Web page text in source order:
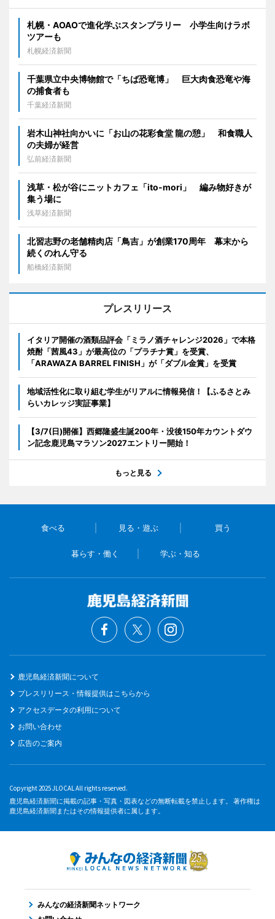
札幌・AOAOで進化学ぶスタンプラリー 小学生向けラボ
ツアーも
札幌経済新聞
千葉県立中央博物館で「ちば恐竜博」 巨大肉食恐竜や海
の捕食者も
千葉経済新聞
岩木山神社向かいに「お山の花彩食堂 龍の憩」 和食職人
の夫婦が経営
弘前経済新聞
浅草・松が谷にニットカフェ「ito-mori」 編み物好きが
集う場に
浅草経済新聞
北習志野の老舗精肉店「鳥吉」が創業170周年 幕末から
続くのれん守る
船橋経済新聞
プレスリリース
イタリア開催の酒類品評会「ミラノ酒チャレンジ2026」で本格
焼酎「茜風43」が最高位の「プラチナ賞」を受賞、
「ARAWAZA BARREL FINISH」が「ダブル金賞」を受賞
地域活性化に取り組む学生がリアルに情報発信！【ふるさとみ
らいカレッジ実証事業】
【3/7(日)開催】西郷隆盛生誕200年・没後150年カウントダウ
ン記念鹿児島マラソン2027エントリー開始！
もっと見る
食べる 見る・遊ぶ 買う
暮らす・働く 学ぶ・知る
鹿児島経済新聞について
プレスリリース・情報提供はこちらから
アクセスデータの利用について
お問い合わせ
広告のご案内
Copyright 2025 JLOCAL All rights reserved.
鹿児島経済新聞に掲載の記事・写真・図表などの無断転載を禁止します。 著作権は
鹿児島経済新聞またはその情報提供者に属します。
みんなの経済新聞ネットワーク